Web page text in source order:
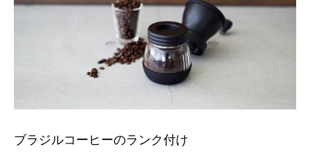
ブラジルコーヒーのランク付け